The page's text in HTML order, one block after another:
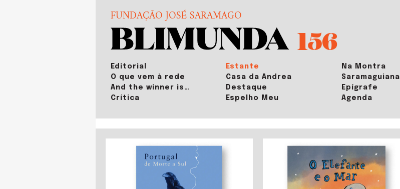
FUNDAÇÃO JOSÉ SARAMAGO
156
Editorial
O que vem à rede
And the winner is…
Crítica
Estante
Casa da Andrea
Destaque
Espelho Meu
Na Montra
Saramaguiana
Epígrafe
Agenda